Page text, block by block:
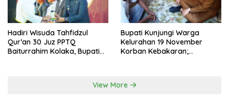
Hadiri Wisuda Tahfidzul
Qur’an 30 Juz PPTQ
Baiturrahim Kolaka, Bupati
Bupati Kunjungi Warga
Kelurahan 19 November
Korban Kebakaran;
View More